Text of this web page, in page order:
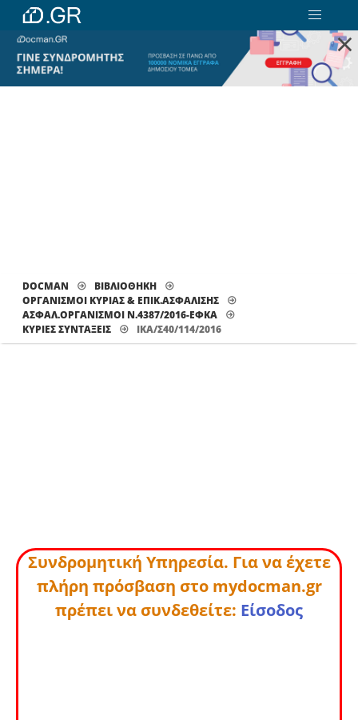
×
DOCMAN
ΒΙΒΛΙΟΘΗΚΗ
ΟΡΓΑΝΙΣΜΟΙ ΚΥΡΙΑΣ & ΕΠΙΚ.ΑΣΦΑΛΙΣΗΣ
ΑΣΦΑΛ.ΟΡΓΑΝΙΣΜΟΙ Ν.4387/2016-ΕΦΚΑ
ΚΎΡΙΕΣ ΣΥΝΤΆΞΕΙΣ
ΙΚΑ/Σ40/114/2016
Συνδρομητική Υπηρεσία. Για να έχετε
πλήρη πρόσβαση στο mydocman.gr
πρέπει να συνδεθείτε: Είσοδος